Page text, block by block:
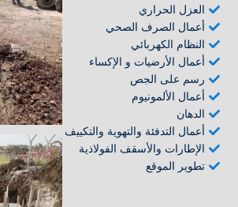
العزل الحراري
أعمال الصرف الصحي
النظام الكهربائي
أعمال الأرضيات و الإكساء
رسم على الجص
أعمال الألمونيوم
الدهان
أعمال التدفئة والتهوية والتكييف
الإطارات والأسقف الفولاذية
تطوير الموقع